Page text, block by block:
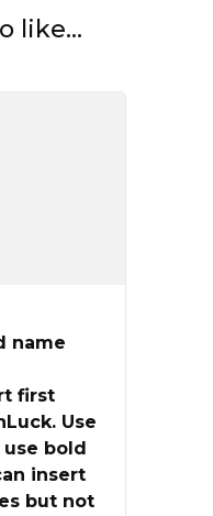
like...
name
first
Use
bold
insert
but not